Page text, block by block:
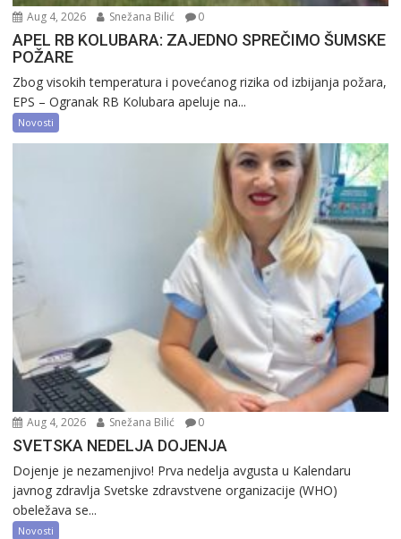
Aug 4, 2026 Snežana Bilić 0
APEL RB KOLUBARA: ZAJEDNO SPREČIMO ŠUMSKE
POŽARE
Zbog visokih temperatura i povećanog rizika od izbijanja požara,
EPS – Ogranak RB Kolubara apeluje na...
Novosti
Aug 4, 2026 Snežana Bilić 0
SVETSKA NEDELJA DOJENJA
Dojenje je nezamenjivo! Prva nedelja avgusta u Kalendaru
javnog zdravlja Svetske zdravstvene organizacije (WHO)
obeležava se...
Novosti